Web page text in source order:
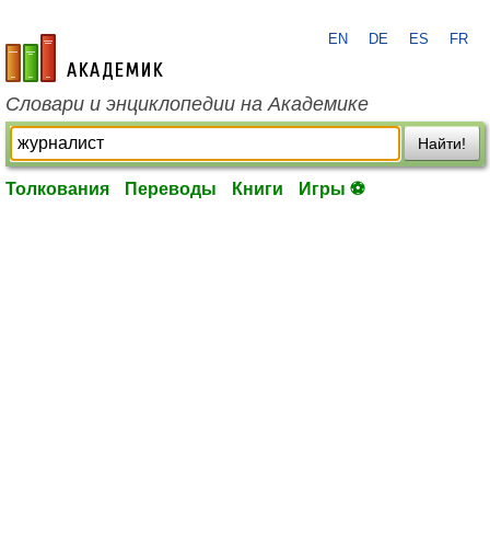
academic.ru
EN DE ES FR
Словари и энциклопедии на Академике
Найти!
Толкования Переводы Книги Игры ⚽